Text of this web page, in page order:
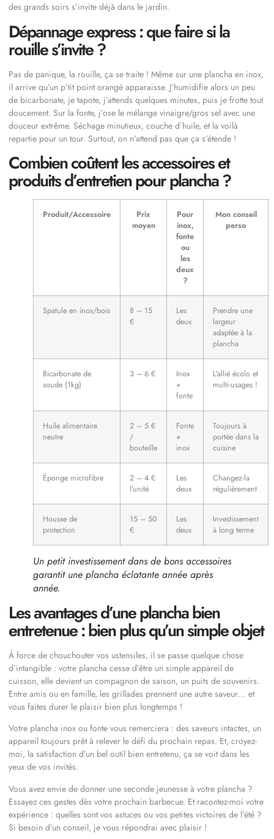
des grands soirs s’invite déjà dans le jardin.
Dépannage express : que faire si la
rouille s’invite ?
Pas de panique, la rouille, ça se traite ! Même sur une plancha en inox,
il arrive qu’un p’tit point orangé apparaisse. J’humidifie alors un peu
de bicarbonate, je tapote, j’attends quelques minutes, puis je frotte tout
doucement. Sur la fonte, j’ose le mélange vinaigre/gros sel avec une
douceur extrême. Séchage minutieux, couche d’huile, et la voilà
repartie pour un tour. Surtout, on n’attend pas que ça s’étende !
Combien coûtent les accessoires et
produits d’entretien pour plancha ?
Produit/Accessoire
Prix
moyen
Pour
inox,
fonte
ou
les
deux
?
Mon conseil
perso
Spatule en inox/bois
8 – 15
€
Les
deux
Prendre une
largeur
adaptée à la
plancha
Bicarbonate de
soude (1kg)
3 – 6 €
Inox
+
fonte
L’allié écolo et
multi-usages !
Huile alimentaire
neutre
2 – 5 €
/
bouteille
Fonte
+
inox
Toujours à
portée dans la
cuisine
Éponge microfibre
2 – 4 €
l’unité
Les
deux
Changez-la
régulièrement
Housse de
protection
15 – 50
€
Les
deux
Investissement
à long terme
Un petit investissement dans de bons accessoires
garantit une plancha éclatante année après
année.
Les avantages d’une plancha bien
entretenue : bien plus qu’un simple objet
À force de chouchouter vos ustensiles, il se passe quelque chose
d’intangible : votre plancha cesse d’être un simple appareil de
cuisson, elle devient un compagnon de saison, un puits de souvenirs.
Entre amis ou en famille, les grillades prennent une autre saveur… et
vous faites durer le plaisir bien plus longtemps !
Votre plancha inox ou fonte vous remerciera : des saveurs intactes, un
appareil toujours prêt à relever le défi du prochain repas. Et, croyez-
moi, la satisfaction d’un bel outil bien entretenu, ça se voit dans les
yeux de vos invités.
Vous avez envie de donner une seconde jeunesse à votre plancha ?
Essayez ces gestes dès votre prochain barbecue. Et racontez-moi votre
expérience : quelles sont vos astuces ou vos petites victoires de l’été ?
Si besoin d’un conseil, je vous répondrai avec plaisir !